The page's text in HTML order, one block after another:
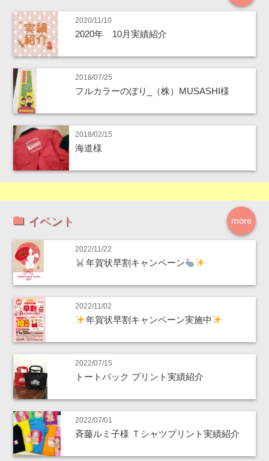
2020/11/10
2020年 10月実績紹介
2018/07/25
フルカラーのぼり_（株）MUSASHI様
2018/02/15
海道様
more
イベント
2022/11/22
年賀状早割キャンペーン
2022/11/02
年賀状早割キャンペーン実施中
2022/07/15
トートバック プリント実績紹介
2022/07/01
斉藤ルミ子様 Ｔシャツプリント実績紹介